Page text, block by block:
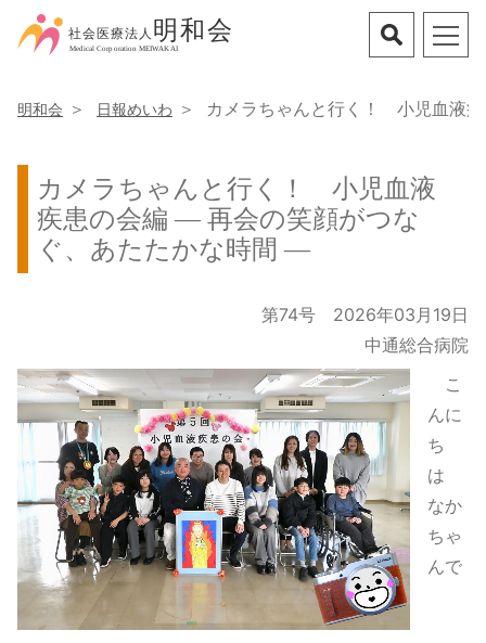
明和会 日報めいわ カメラちゃんと行く！ 小児血液
カメラちゃんと行く！ 小児血液
疾患の会編 ― 再会の笑顔がつな
ぐ、あたたかな時間 ―
第74号 2026年03月19日
中通総合病院
こ
んに
ち
は
なか
ちゃ
んで